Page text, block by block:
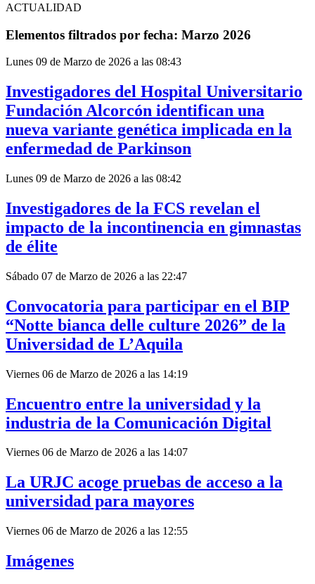
ACTUALIDAD
Elementos filtrados por fecha: Marzo 2026
Lunes 09 de Marzo de 2026 a las 08:43
Investigadores del Hospital Universitario
Fundación Alcorcón identifican una
nueva variante genética implicada en la
enfermedad de Parkinson
Lunes 09 de Marzo de 2026 a las 08:42
Investigadores de la FCS revelan el
impacto de la incontinencia en gimnastas
de élite
Sábado 07 de Marzo de 2026 a las 22:47
Convocatoria para participar en el BIP
“Notte bianca delle culture 2026” de la
Universidad de L’Aquila
Viernes 06 de Marzo de 2026 a las 14:19
Encuentro entre la universidad y la
industria de la Comunicación Digital
Viernes 06 de Marzo de 2026 a las 14:07
La URJC acoge pruebas de acceso a la
universidad para mayores
Viernes 06 de Marzo de 2026 a las 12:55
Imágenes